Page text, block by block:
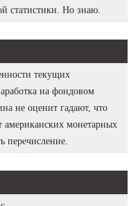
статистики. Но знаю.
текущих
на фондовом
не оценит гадают, что
американских монетарных
перечисление.